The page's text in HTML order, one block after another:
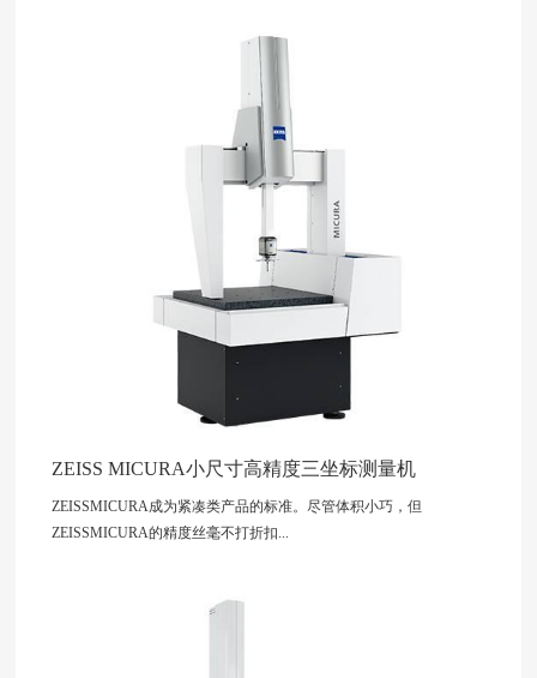
ZEISS MICURA小尺寸高精度三坐标测量机
ZEISSMICURA成为紧凑类产品的标准。尽管体积小巧，但
ZEISSMICURA的精度丝毫不打折扣...